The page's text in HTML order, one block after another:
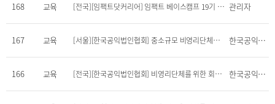
168 교육 [전국][임팩트닷커리어] 임팩트 베이스캠프 19기 모집(~7/2) 관리자
167 교육 [서울][한국공익법인협회] 중소규모 비영리단체를 위한 회계·세무 실무 워크숍(7/8~9) 한국공익법인협회
166 교육 [전국][한국공익법인협회] 비영리단체를 위한 회계·세무 기본 실무 온라인교육_출연재산 사용, 원천세, 회계기준 및 재무제표의 이해(6/11~18) 한국공익법인협회